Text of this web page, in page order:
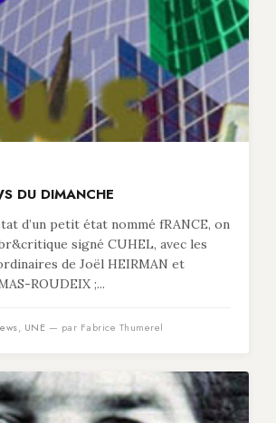
DU DIMANCHE
d’un petit état nommé fRANCE, on
signé CUHEL, avec les
de Joël HEIRMAN et
ROUDEIX ;...
, UNE — par Fabrice Thumerel